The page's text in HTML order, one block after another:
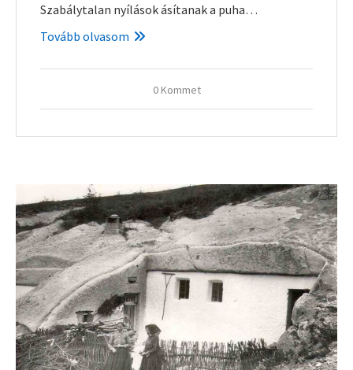
Szabálytalan nyílások ásítanak a puha…
Tovább olvasom
0 Kommet